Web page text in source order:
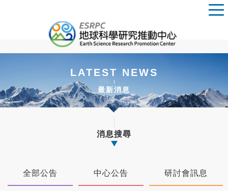
LATEST NEWS
最新消息
消息搜尋
全部公告 中心公告 研討會訊息